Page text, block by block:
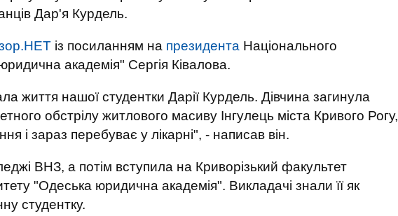
Дар'я Курдель.
із посиланням на президента Національного
академія" Сергія Ківалова.
життя нашої студентки Дарії Курдель. Дівчина загинула
обстрілу житлового масиву Інгулець міста Кривого Рогу,
і зараз перебуває у лікарні", - написав він.
ВНЗ, а потім вступила на Криворізький факультет
"Одеська юридична академія". Викладачі знали її як
студентку.